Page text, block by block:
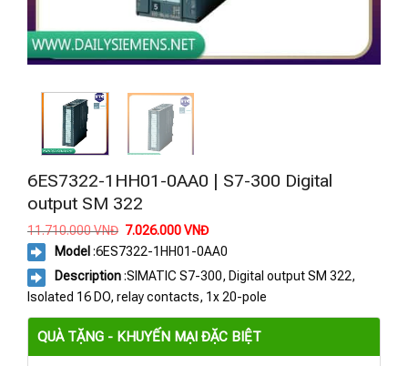
6ES7322-1HH01-0AA0 | S7-300 Digital
output SM 322
11.710.000VNĐ Giá
là:
11.710.000 VNĐ.
7.026.000VNĐGiá
tại
là:
7.026.000 VNĐ.
Model :6ES7322-1HH01-0AA0
Description:SIMATIC S7-300, Digital output SM 322,
Isolated 16 DO, relay contacts, 1x 20-pole
QUÀ TẶNG - KHUYẾN MẠI ĐẶC BIỆT